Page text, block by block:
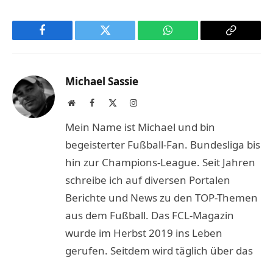
Facebook Twitter WhatsApp
Copy
Michael Sassie
WebsiteFacebook Instagram
Mein Name ist Michael und bin
begeisterter Fußball-Fan. Bundesliga bis
hin zur Champions-League. Seit Jahren
schreibe ich auf diversen Portalen
Berichte und News zu den TOP-Themen
aus dem Fußball. Das FCL-Magazin
wurde im Herbst 2019 ins Leben
gerufen. Seitdem wird täglich über das